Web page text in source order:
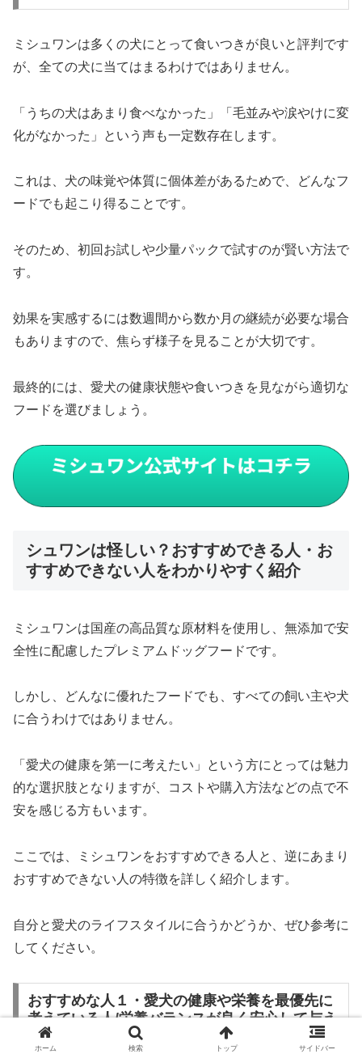
ミシュワンは多くの犬にとって食いつきが良いと評判です
が、全ての犬に当てはまるわけではありません。
「うちの犬はあまり食べなかった」「毛並みや涙やけに変
化がなかった」という声も一定数存在します。
これは、犬の味覚や体質に個体差があるためで、どんなフ
ードでも起こり得ることです。
そのため、初回お試しや少量パックで試すのが賢い方法で
す。
効果を実感するには数週間から数か月の継続が必要な場合
もありますので、焦らず様子を見ることが大切です。
最終的には、愛犬の健康状態や食いつきを見ながら適切な
フードを選びましょう。
シュワンは怪しい？おすすめできる人・お
すすめできない人をわかりやすく紹介
ミシュワンは国産の高品質な原材料を使用し、無添加で安
全性に配慮したプレミアムドッグフードです。
しかし、どんなに優れたフードでも、すべての飼い主や犬
に合うわけではありません。
「愛犬の健康を第一に考えたい」という方にとっては魅力
的な選択肢となりますが、コストや購入方法などの点で不
安を感じる方もいます。
ここでは、ミシュワンをおすすめできる人と、逆にあまり
おすすめできない人の特徴を詳しく紹介します。
自分と愛犬のライフスタイルに合うかどうか、ぜひ参考に
してください。
おすすめな人１・愛犬の健康や栄養を最優先に
考えている人/栄養バランスが良く安心して与え
ることができる
ホーム 検索 トップ サイドバー